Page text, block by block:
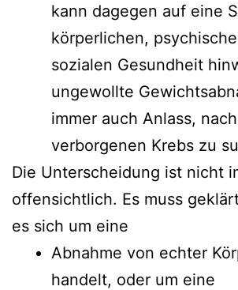
kann dagegen auf eine
körperlichen,
sozialen Gesundheit
ungewollte
immer auch Anlass,
verborgenen Krebs zu
Die Unterscheidung ist nicht
offensichtlich. Es muss
es sich um eine
Abnahme von echter
handelt, oder um eine